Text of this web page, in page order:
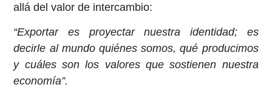
allá del valor de intercambio:
“Exportar es proyectar nuestra identidad; es
decirle al mundo quiénes somos, qué producimos
y cuáles son los valores que sostienen nuestra
economía”.